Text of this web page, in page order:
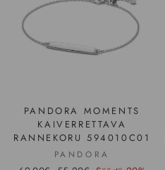
PANDORA MOMENTS
KAIVERRETTAVA
RANNEKORU 594010C01
PANDORA